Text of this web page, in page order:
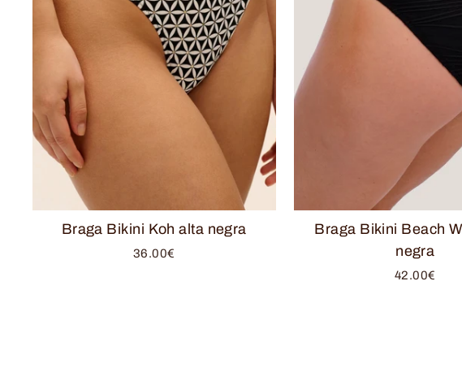
Braga Bikini Koh alta negra
36.00€
Braga Bikini Beach
negra
42.00€